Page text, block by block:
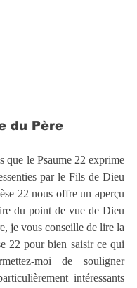
du Père
que le Psaume 22 exprime
par le Fils de Dieu
22 nous offre un aperçu
du point de vue de Dieu
je vous conseille de lire la
22 pour bien saisir ce qui
moi de souligner
intéressants